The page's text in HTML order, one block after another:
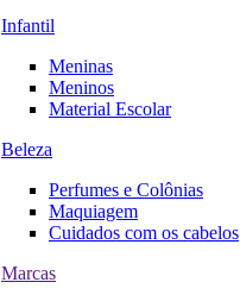
Infantil
Meninas
Meninos
Material Escolar
Beleza
Perfumes e Colônias
Maquiagem
Cuidados com os cabelos
Marcas